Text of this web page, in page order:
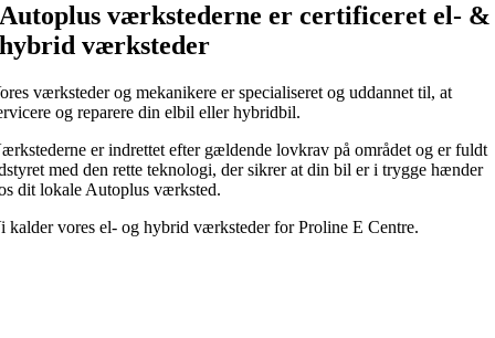
Autoplus værkstederne er certificeret el- &
hybrid værksteder
værksteder og mekanikere er specialiseret og uddannet til, at
og reparere din elbil eller hybridbil.
er indrettet efter gældende lovkrav på området og er fuldt
med den rette teknologi, der sikrer at din bil er i trygge hænder
dit lokale Autoplus værksted.
kalder vores el- og hybrid værksteder for Proline E Centre.